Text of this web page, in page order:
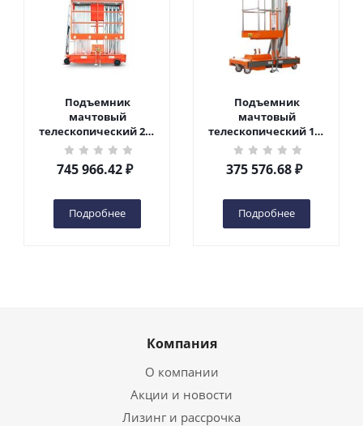
Подъемник
мачтовый
телескопический 200
кг 10 м TOR GTWY10-
200S DC 2-мачтовый
(автономный) (N) в
745 966.42₽
Подробнее
Подъемник
мачтовый
телескопический 125
кг 6 м TOR GTWY6-100
DC 1-мачтовый
(автономный) (G) в
375 576.68₽
Подробнее
Компания
О компании
Акции и новости
Лизинг и рассрочка